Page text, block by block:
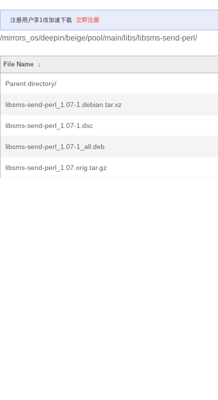
注册用户享1倍加速下载 立即注册
/mirrors_os/deepin/beige/pool/main/libs/libsms-send-perl/
File Name ↓
Parent directory/
libsms-send-perl_1.07-1.debian.tar.xz
libsms-send-perl_1.07-1.dsc
libsms-send-perl_1.07-1_all.deb
libsms-send-perl_1.07.orig.tar.gz